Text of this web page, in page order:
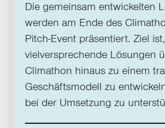
Die gemeinsam entwickelten
werden am Ende des
Pitch-Event präsentiert. Ziel ist,
vielversprechende Lösungen
Climathon hinaus zu einem
Geschäftsmodell zu
bei der Umsetzung zu